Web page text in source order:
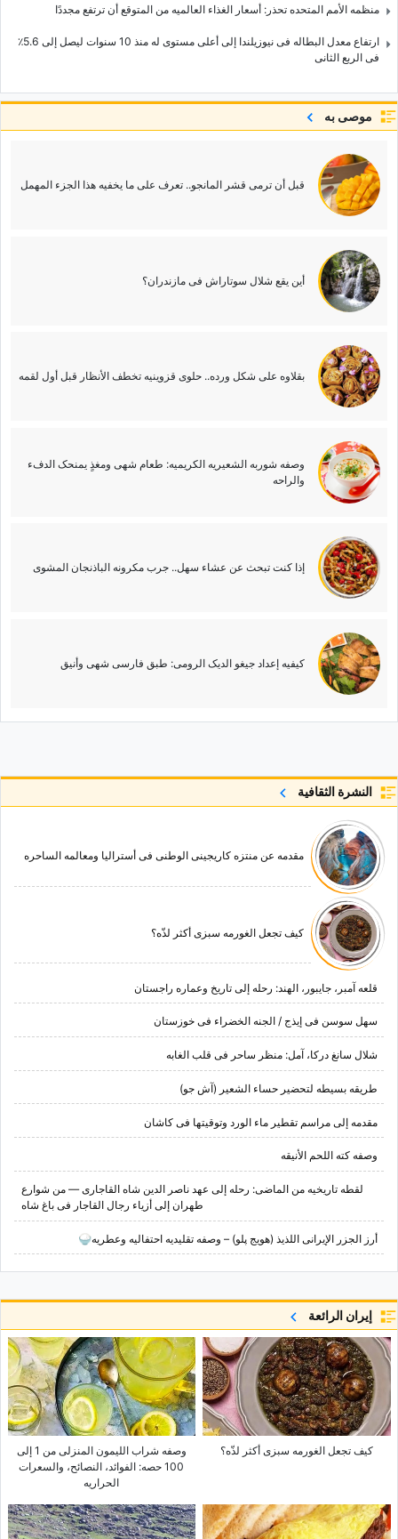
منظمه الأمم المتحده تحذر: أسعار الغذاء العالمیه من المتوقع أن ترتفع مجددًا
ارتفاع معدل البطاله فی نیوزیلندا إلى أعلى مستوى له منذ 10 سنوات لیصل إلى 5.6٪
فی الربع الثانی
موصى به
قبل أن ترمی قشر المانجو.. تعرف على ما یخفیه هذا الجزء المهمل
أین یقع شلال سوتاراش فی مازندران؟
بقلاوه على شکل ورده.. حلوى قزوینیه تخطف الأنظار قبل أول لقمه
وصفه شوربه الشعیریه الکریمیه: طعام شهی ومغذٍ یمنحک الدفء
والراحه
إذا کنت تبحث عن عشاء سهل.. جرب مکرونه الباذنجان المشوی
کیفیه إعداد جیغو الدیک الرومی: طبق فارسی شهی وأنیق
النشرة الثقافية
مقدمه عن منتزه کاریجینی الوطنی فی أسترالیا ومعالمه الساحره
کیف تجعل الغورمه سبزی أکثر لذّه؟
قلعه آمبر، جایبور، الهند: رحله إلى تاریخ وعماره راجستان
سهل سوسن فی إیذج / الجنه الخضراء فی خوزستان
شلال سانغ درکا، آمل: منظر ساحر فی قلب الغابه
طریقه بسیطه لتحضیر حساء الشعیر (آش جو)
مقدمه إلى مراسم تقطیر ماء الورد وتوقیتها فی کاشان
وصفه کته اللحم الأنیقه
لقطه تاریخیه من الماضی: رحله إلى عهد ناصر الدین شاه القاجاری — من شوارع
طهران إلى أزیاء رجال القاجار فی باغ شاه
أرز الجزر الإیرانی اللذیذ (هویج پلو) – وصفه تقلیدیه احتفالیه وعطریه🍚
إيران الرائعة
کیف تجعل الغورمه سبزی أکثر لذّه؟
وصفه شراب اللیمون المنزلی من 1 إلى
100 حصه: الفوائد، النصائح، والسعرات
الحراریه